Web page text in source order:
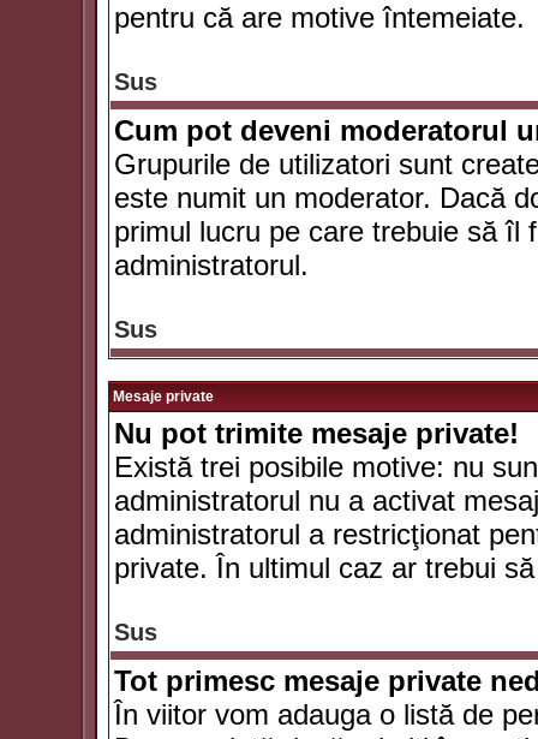
pentru că are motive întemeiate.
Sus
Cum pot deveni moderatorul
Grupurile de utilizatori sunt
este numit un moderator. Dacă
primul lucru pe care trebuie să îl
administratorul.
Sus
Mesaje private
Nu pot trimite mesaje private!
Există trei posibile motive: nu
administratorul nu a activat
administratorul a restricţionat
private. În ultimul caz ar trebui
Sus
Tot primesc mesaje private
În viitor vom adauga o listă de